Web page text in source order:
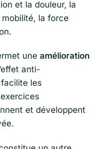
et la douleur, la
la force
une amélioration
anti-
les
et développent